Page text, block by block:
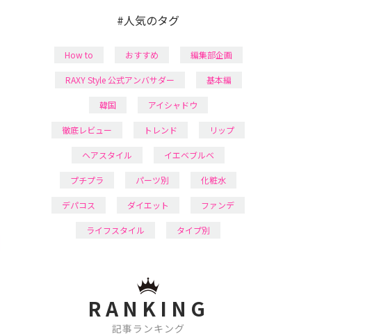
#人気のタグ
How to おすすめ 編集部企画
RAXY Style 公式アンバサダー 基本編
韓国 アイシャドウ
徹底レビュー トレンド リップ
ヘアスタイル イエベブルベ
プチプラ パーツ別 化粧水
デパコス ダイエット ファンデ
ライフスタイル タイプ別
RANKING
記事ランキング